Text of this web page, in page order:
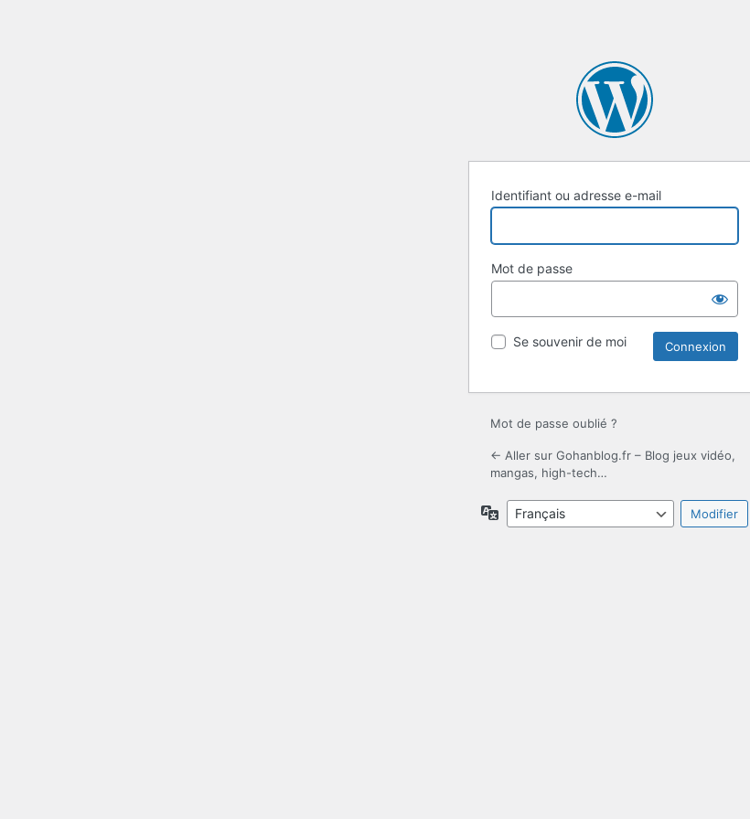
Identifiant ou adresse e-mail
Mot de passe
Se souvenir de moi
Mot de passe oublié ?
← Aller sur Gohanblog.fr – Blog jeux vidéo,
mangas, high-tech…
Langue